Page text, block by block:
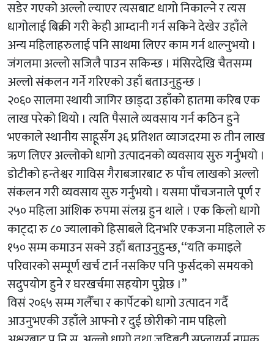
सडेर गएको अल्लो ल्याएर त्यसबाट धागो निकाल्ने र त्यस
धागोलाई बिक्री गरी केही आम्दानी गर्न सकिने देखेर उहाँले
अन्य महिलाहरुलाई पनि साथमा लिएर काम गर्न थाल्नुभयो ।
जंगलमा अल्लो सजिलै पाउन सकिन्छ । मंसिरदेखि चैतसम्म
अल्लो संकलन गर्ने गरिएको उहाँ बताउनुहुन्छ ।
२०६० सालमा स्थायी जागिर छाड्दा उहाँको हातमा करिब एक
लाख परेको थियो । त्यति पैसाले व्यवसाय गर्न कठिन हुने
भएकाले स्थानीय साहूसँग ३६ प्रतिशत व्याजदरमा रु तीन लाख
ऋण लिएर अल्लोको धागो उत्पादनको व्यवसाय सुरु गर्नुभयो ।
डोटीको हन्तेश्वर गाविस गैराबजारबाट रु पाँच लाखको अल्लो
संकलन गरी व्यवसाय सुरु गर्नुभयो । यसमा पाँचजनाले पूर्ण र
२५० महिला आंशिक रुपमा संलग्न हुन थाले । एक किलो धागो
काट्दा रु ८० ज्यालाको हिसाबले दिनभरि एकजना महिलाले रु
१५० सम्म कमाउन सक्ने उहाँ बताउनुहुन्छ, ‘‘यति कमाइले
परिवारको सम्पूर्ण खर्च टार्न नसकिए पनि फुर्सदको समयको
सदुपयोग हुने र घरखर्चमा सहयोग पुग्नेछ ।’’
विसं २०६५ सम्म गलैँचा र कार्पेटको धागो उत्पादन गर्दै
आउनुभएकी उहाँले आफ्नो र दुई छोरीको नाम पहिलो